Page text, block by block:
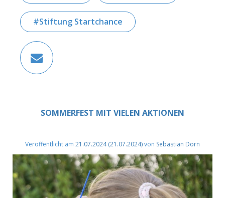
Stiftung Startchance
SOMMERFEST MIT VIELEN AKTIONEN
Veröffentlicht am 21.07.2024(21.07.2024)von Sebastian Dorn